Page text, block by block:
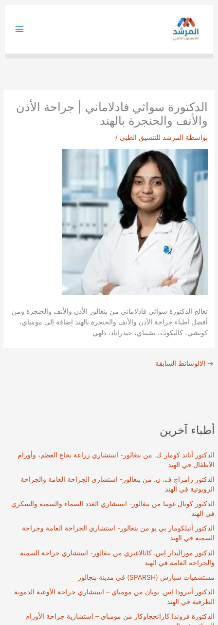
أطباء آخرين
الدكتور أناند كومار ك. من بنغالور- استشاري زراعة نخاع العظم، وأورام
الأطفال في الهند
الدكتور رامراج ف. ن. من بنغالور- استشاري الجراحة العامة والجراحة
الروبوتية في الهند
الدكتور كونال غوبتا من بنغالور- استشاري الغدد الصماء والسمنة والسكري
في الهند
الدكتور أنيلكومار بي يو من بنغالور- استشاري الجراحة العامة وجراحة
السمنة في الهند
الدكتور موراليدار إس. كاثالاغيري من بنغالور- استشاري جراحة السمنة
والجراحة العامة في الهند
مستشفيات سبارش (SPARSH) في مدينة بنجالور
الدكتور أنيرودا إس. بويان من مومباي – استشاري جراحة الأوعية الدموية
الطرفية في الهند
الدكتورة فروندا كارانججاوكار من مومباي – استشارية جراحة الأورام
الدكتورة سواثي فادلاماني | جراحة الأذن
والأنف والحنجرة بالهند
بواسطة المرشد للتنسيق الطبي/
تعالج الدكتورة سواثي فادلاماني من بنغالور الأذن والأنف والحنجرة ومن
أفضل أطباء جراحة الأذن والأنف والحنجرة بالهند إضافة إلى مومباي،
كوتشي، كاليكوت، تشيناي، حيدراباد، دلهي
→ الالوسائط السابقة